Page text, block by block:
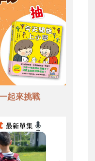
起來挑戰